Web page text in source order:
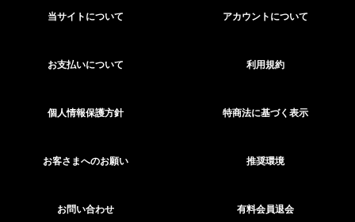
当サイトについて アカウントについて
お支払いについて 利用規約
個人情報保護方針 特商法に基づく表示
お客さまへのお願い 推奨環境
お問い合わせ 有料会員退会